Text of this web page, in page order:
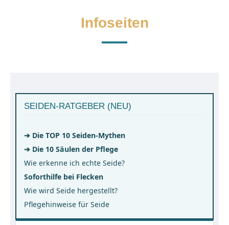
Infoseiten
SEIDEN-RATGEBER (NEU)
➔ Die TOP 10 Seiden-Mythen
➔ Die 10 Säulen der Pflege
Wie erkenne ich echte Seide?
Soforthilfe bei Flecken
Wie wird Seide hergestellt?
Pflegehinweise für Seide